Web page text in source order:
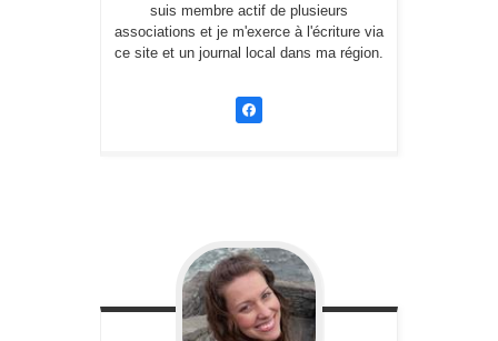
suis membre actif de plusieurs
associations et je m'exerce à l'écriture via
ce site et un journal local dans ma région.